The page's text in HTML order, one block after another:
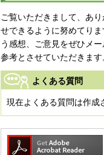
ご覧いただきまして、あ
せできるように努めてり
う感想、ご意見をぜひメ
参考とさせていただきます
よくある質問
現在よくある質問は作成